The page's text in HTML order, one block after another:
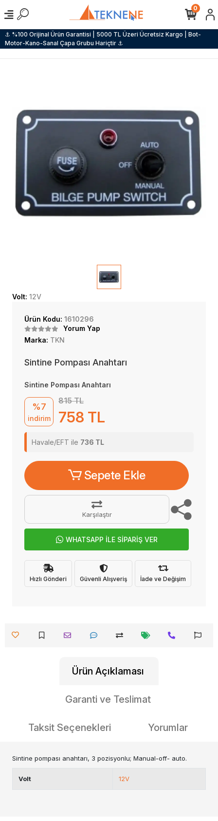
⚓ %100 Orijinal Ürün Garantisi | 5000 TL Üzeri Ücretsiz Kargo | Bot-
Motor-Kano-Sanal Çapa Grubu Hariçtir ⚓
0
Volt: 12V
Ürün Kodu: 1610296
Yorum Yap
Marka: TKN
Sintine Pompası Anahtarı
Sintine Pompası Anahtarı
%7
indirim
815 TL
758 TL
Havale/EFT ile 736 TL
Sepete Ekle
Karşılaştır
WHATSAPP İLE SİPARİŞ VER
Hızlı Gönderi Güvenli Alışveriş İade ve Değişim
Ürün Açıklaması
Garanti ve Teslimat
Taksit Seçenekleri Yorumlar
Sintine pompası anahtarı, 3 pozisyonlu; Manual-off- auto.
Volt 12V